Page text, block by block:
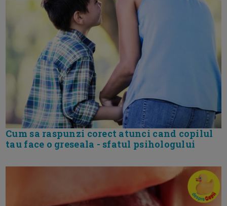
Cum sa raspunzi corect atunci cand copilul
tau face o greseala - sfatul psihologului